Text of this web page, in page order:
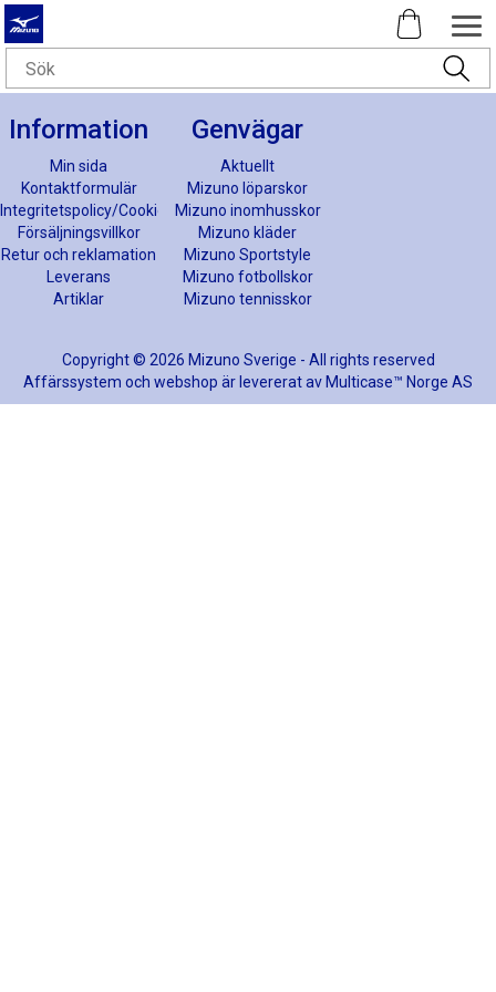
Information
Min sida
Kontaktformulär
Integritetspolicy/Cookies
Försäljningsvillkor
Retur och reklamation
Leverans
Artiklar
Genvägar
Aktuellt
Mizuno löparskor
Mizuno inomhusskor
Mizuno kläder
Mizuno Sportstyle
Mizuno fotbollskor
Mizuno tennisskor
Copyright © 2026 Mizuno Sverige - All rights reserved
Affärssystem och webshop är levererat av Multicase™ Norge AS